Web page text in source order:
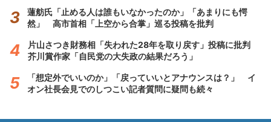
蓮舫氏「止める人は誰もいなかったのか」「あまりにも愕
然」 高市首相「上空から合掌」巡る投稿を批判
片山さつき財務相「失われた28年を取り戻す」投稿に批判
芥川賞作家「自民党の大失政の結果だろう」
「想定外でいいのか」「戻っていいとアナウンスは？」 イ
オン社長会見でのしつこい記者質問に疑問も続々